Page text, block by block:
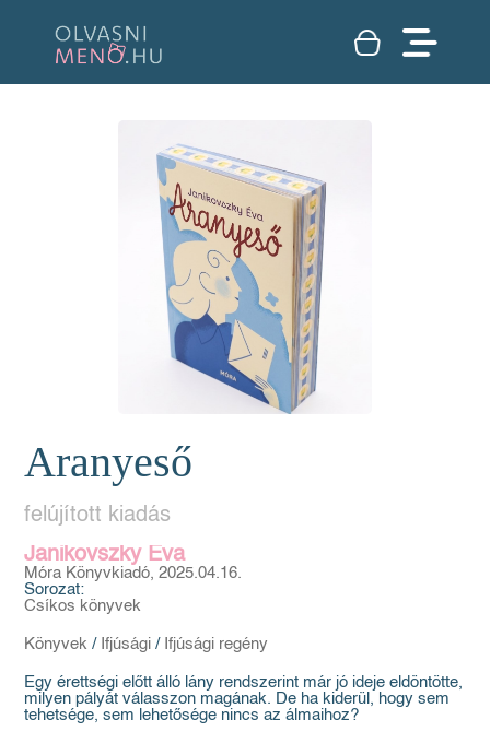
Aranyeső
felújított kiadás
Janikovszky Éva
Móra Könyvkiadó, 2025.04.16.
Sorozat:
Csíkos könyvek
Könyvek / Ifjúsági / Ifjúsági regény
Egy érettségi előtt álló lány rendszerint már jó ideje eldöntötte,
milyen pályát válasszon magának. De ha kiderül, hogy sem
tehetsége, sem lehetősége nincs az álmaihoz?